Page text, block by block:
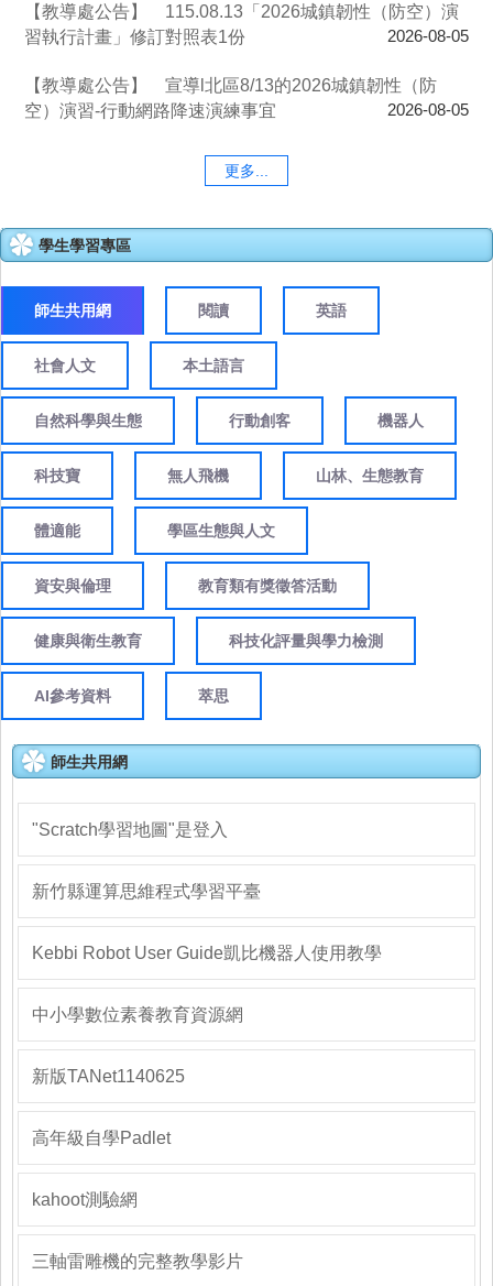
【教導處公告】
115.08.13「2026城鎮韌性（防空）演
習執行計畫」修訂對照表1份
2026-08-05
【教導處公告】
宣導l北區8/13的2026城鎮韌性（防
空）演習-行動網路降速演練事宜
2026-08-05
更多...
學生學習專區
師生共用網 閱讀 英語
社會人文 本土語言
自然科學與生態 行動創客 機器人
科技寶 無人飛機 山林、生態教育
體適能 學區生態與人文
資安與倫理 教育類有獎徵答活動
健康與衛生教育 科技化評量與學力檢測
AI參考資料 萃思
師生共用網
"Scratch學習地圖"是登入
新竹縣運算思維程式學習平臺
Kebbi Robot User Guide凱比機器人使用教學
中小學數位素養教育資源網
新版TANet1140625
高年級自學Padlet
kahoot測驗網
三軸雷雕機的完整教學影片